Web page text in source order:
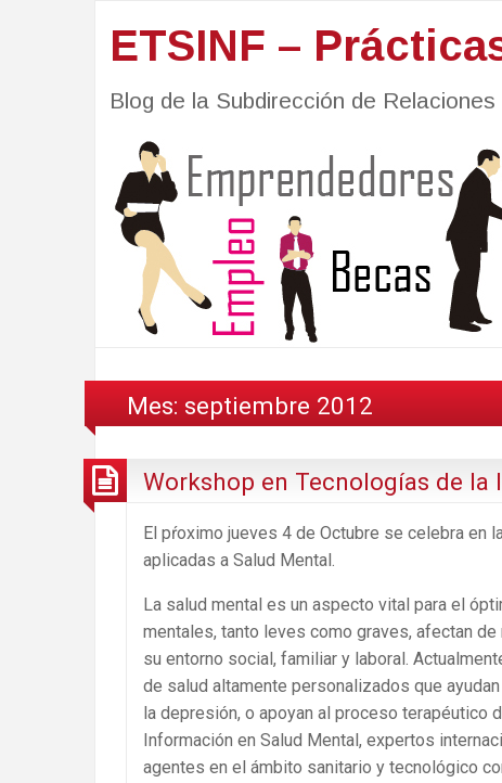
ETSINF –
Blog de la Subdirección de
Mes: septiembre 2012
Workshop en Tecnologías de
El pŕoximo jueves 4 de Octubre se celebra en
aplicadas a Salud Mental.
La salud mental es un aspecto vital para el
mentales, tanto leves como graves, afectan
su entorno social, familiar y laboral.
de salud altamente personalizados que
la depresión, o apoyan al proceso
Información en Salud Mental, expertos
agentes en el ámbito sanitario y tecnológico